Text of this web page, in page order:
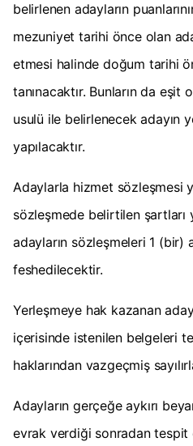
belirlenen adayların
mezuniyet tarihi önce olan
etmesi halinde doğum tarihi
tanınacaktır. Bunların da eşit
usulü ile belirlenecek adayın
yapılacaktır.
Adaylarla hizmet sözleşmesi
sözleşmede belirtilen şartları
adayların sözleşmeleri 1 (bir)
feshedilecektir.
Yerleşmeye hak kazanan
içerisinde istenilen belgeleri
haklarından vazgeçmiş
Adayların gerçeğe aykırı
evrak verdiği sonradan tespit